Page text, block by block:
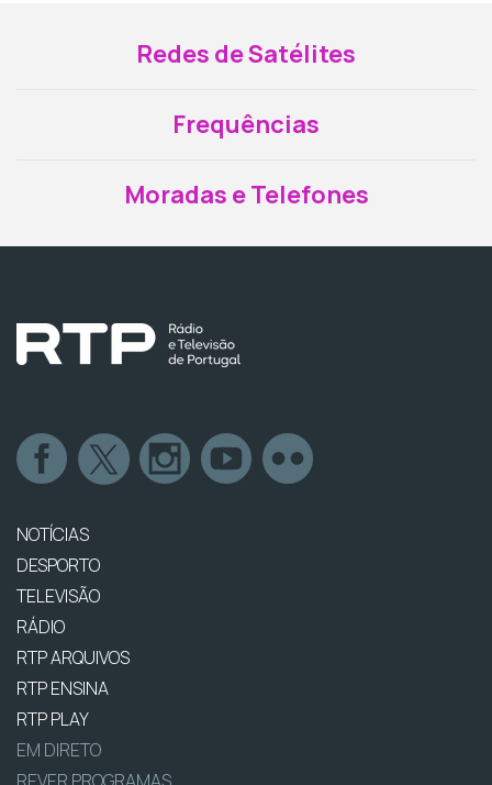
Redes de Satélites
Frequências
Moradas e Telefones
NOTÍCIAS
DESPORTO
TELEVISÃO
RÁDIO
RTP ARQUIVOS
RTP ENSINA
RTP PLAY
EM DIRETO
REVER PROGRAMAS